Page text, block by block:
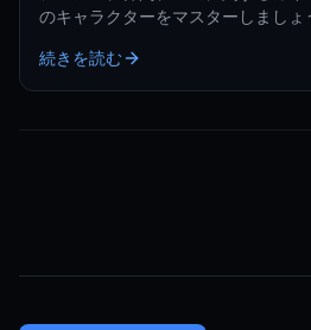
のキャラクターをマスターしましょ
ましょう。
続きを読む